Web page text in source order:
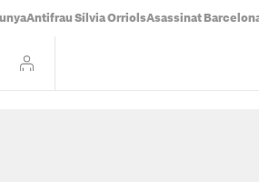
Antifrau Sílvia OrriolsAsassinat